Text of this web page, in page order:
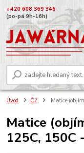
+420 608 369 346
(po-pá 9h-16h)
Úvod ČZ Matice
Matice
125C, 150C